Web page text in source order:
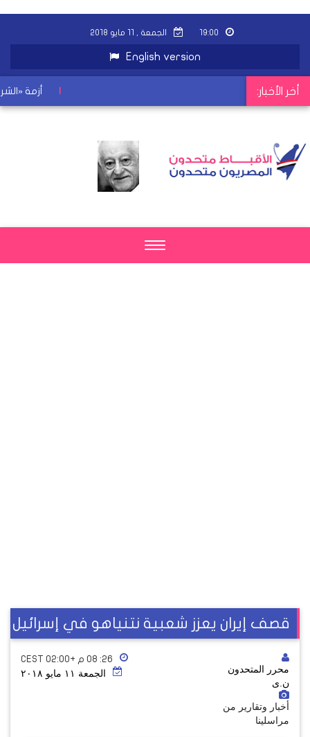
١٩:٠٠ الجمعة , ١١ مايو ٢٠١٨
English version
أخر الأخبار: أزمة
Toggle
قصف إيران يعزز شعبية نتنياهو في إسرائيل
محرر المتحدون
ن.ى
أخبار وتقارير من
مراسلينا
٢٦: ٠٨ م +02:00 CEST
الجمعة ١١ مايو ٢٠١٨